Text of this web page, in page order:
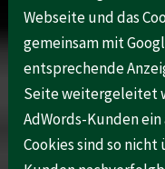
Webseite und das
gemeinsam mit
entsprechende
Seite weitergeleitet
AdWords-Kunden
Cookies sind so